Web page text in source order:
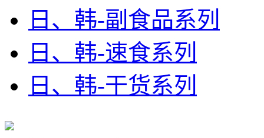
日、韩-副食品系列
日、韩-速食系列
日、韩-干货系列